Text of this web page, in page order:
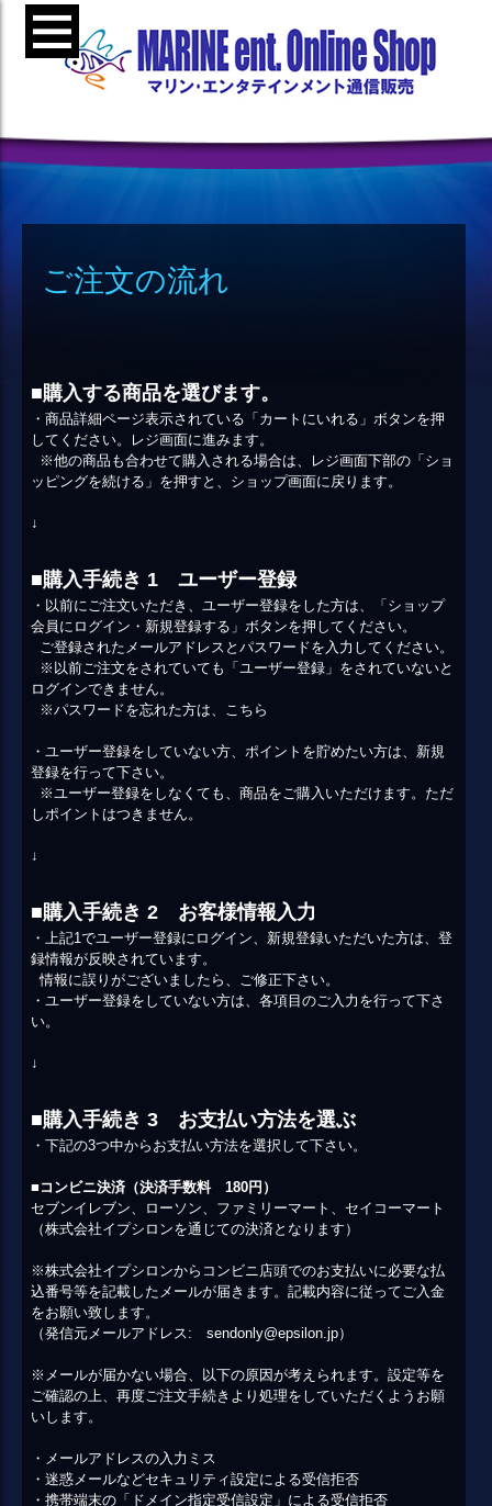
ご注文の流れ
■購入する商品を選びます。
・商品詳細ページ表示されている「カートにいれる」ボタンを押
してください。レジ画面に進みます。
※他の商品も合わせて購入される場合は、レジ画面下部の「ショ
ッピングを続ける」を押すと、ショップ画面に戻ります。
↓
■購入手続き 1 ユーザー登録
・以前にご注文いただき、ユーザー登録をした方は、「ショップ
会員にログイン・新規登録する」ボタンを押してください。
ご登録されたメールアドレスとパスワードを入力してください。
※以前ご注文をされていても「ユーザー登録」をされていないと
ログインできません。
※パスワードを忘れた方は、 こちら
・ユーザー登録をしていない方、ポイントを貯めたい方は、新規
登録を行って下さい。
※ユーザー登録をしなくても、商品をご購入いただけます。ただ
しポイントはつきません。
↓
■購入手続き 2 お客様情報入力
・上記1でユーザー登録にログイン、新規登録いただいた方は、登
録情報が反映されています。
情報に誤りがございましたら、ご修正下さい。
・ユーザー登録をしていない方は、各項目のご入力を行って下さ
い。
↓
■購入手続き 3 お支払い方法を選ぶ
・下記の3つ中からお支払い方法を選択して下さい。
■コンビニ決済（決済手数料 180円）
セブンイレブン、ローソン、ファミリーマート、セイコーマート
（株式会社イプシロンを通じての決済となります）
※株式会社イプシロンからコンビニ店頭でのお支払いに必要な払
込番号等を記載したメールが届きます。記載内容に従ってご入金
をお願い致します。
（発信元メールアドレス: sendonly@epsilon.jp）
※メールが届かない場合、以下の原因が考えられます。設定等を
ご確認の上、再度ご注文手続きより処理をしていただくようお願
いします。
・メールアドレスの入力ミス
・迷惑メールなどセキュリティ設定による受信拒否
・携帯端末の「ドメイン指定受信設定」による受信拒否